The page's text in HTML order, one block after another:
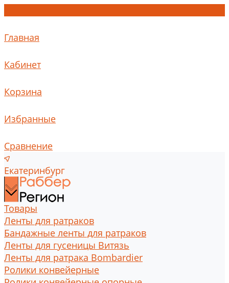
Главная
Кабинет
Корзина
Избранные
Сравнение
Екатеринбург
Товары
Ленты для ратраков
Бандажные ленты для ратраков
Ленты для гусеницы Витязь
Ленты для ратрака Bombardier
Ролики конвейерные